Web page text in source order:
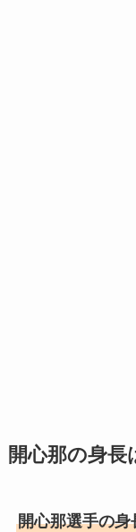
開心那の身長
開心那選手の